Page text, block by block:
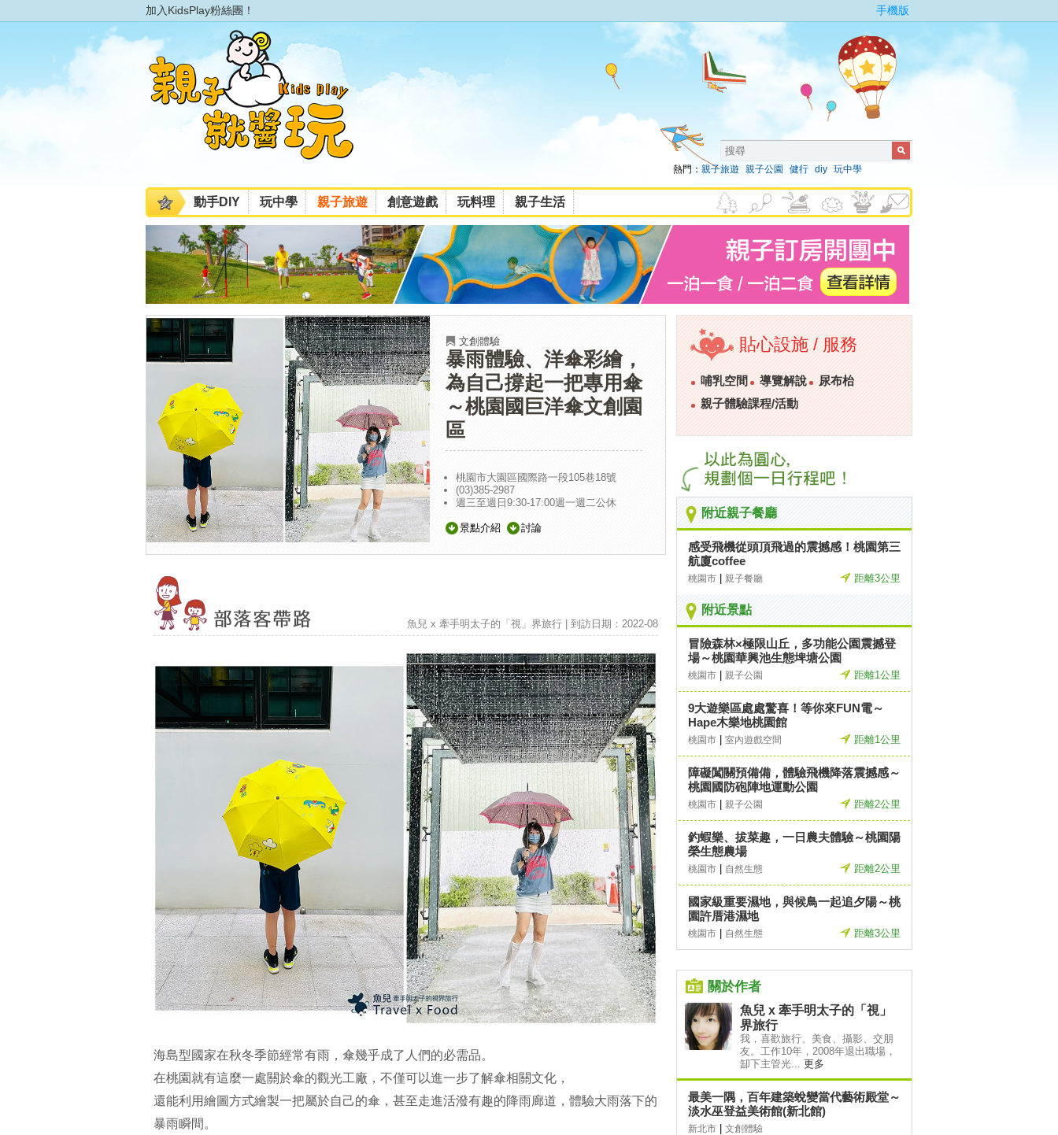
加入KidsPlay粉絲團！ 手機版
熱門： 親子旅遊 親子公園 健行 diy 玩中學
動手DIY 玩中學 親子旅遊 創意遊戲 玩料理 親子生活
文創體驗
暴雨體驗、洋傘彩繪，
為自己撐起一把專用傘
～桃園國巨洋傘文創園
區
桃園市大園區國際路一段105巷18號
(03)385-2987
週三至週日9:30-17:00週一週二公休
景點介紹 討論
魚兒 x 牽手明太子的「視」界旅行 | 到訪日期：2022-08
海島型國家在秋冬季節經常有雨，傘幾乎成了人們的必需品。
在桃園就有這麼一處關於傘的觀光工廠，不僅可以進一步了解傘相關文化，
還能利用繪圖方式繪製一把屬於自己的傘，甚至走進活潑有趣的降雨廊道，體驗大雨落下的
暴雨瞬間。
貼心設施 / 服務
哺乳空間 導覽解說
尿布枱
親子體驗課程/活動
附近親子餐廳
感受飛機從頭頂飛過的震撼感！桃園第三
航廈coffee
桃園市 親子餐廳 距離3公里
附近景點
冒險森林×極限山丘，多功能公園震撼登
場～桃園華興池生態埤塘公園
桃園市 親子公園 距離1公里
9大遊樂區處處驚喜！等你來FUN電～
Hape木樂地桃園館
桃園市 室內遊戲空間 距離1公里
障礙闖關預備備，體驗飛機降落震撼感～
桃園國防砲陣地運動公園
桃園市 親子公園 距離2公里
釣蝦樂、拔菜趣，一日農夫體驗～桃園陽
榮生態農場
桃園市 自然生態 距離2公里
國家級重要濕地，與候鳥一起追夕陽～桃
園許厝港濕地
桃園市 自然生態 距離3公里
關於作者
魚兒 x 牽手明太子的「視」
界旅行
我，喜歡旅行、美食、攝影、交朋
友。工作10年，2008年退出職場，
缷下主管光... 更多
最美一隅，百年建築蛻變當代藝術殿堂～
淡水巫登益美術館(新北館)
新北市 文創體驗